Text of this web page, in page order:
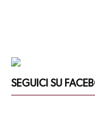
SEGUICI SU